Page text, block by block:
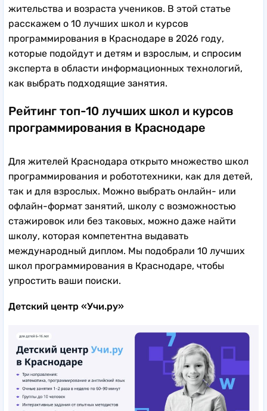
жительства и возраста учеников. В этой статье
расскажем о 10 лучших школ и курсов
программирования в Краснодаре в 2026 году,
которые подойдут и детям и взрослым, и спросим
эксперта в области информационных технологий,
как выбрать подходящие занятия.
Рейтинг топ-10 лучших школ и курсов
программирования в Краснодаре
Для жителей Краснодара открыто множество школ
программирования и робототехники, как для детей,
так и для взрослых. Можно выбрать онлайн- или
офлайн-формат занятий, школу с возможностью
стажировок или без таковых, можно даже найти
школу, которая компетентна выдавать
международный диплом. Мы подобрали 10 лучших
школ программирования в Краснодаре, чтобы
упростить ваши поиски.
Детский центр «Учи.ру»